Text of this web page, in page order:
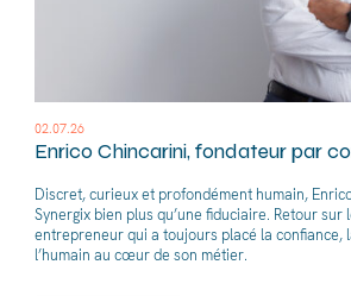
02.07.26
Enrico Chincarini, fondateur par
Discret, curieux et profondément humain,
Synergix bien plus qu’une fiduciaire. Retour sur
entrepreneur qui a toujours placé la confiance,
l’humain au cœur de son métier.